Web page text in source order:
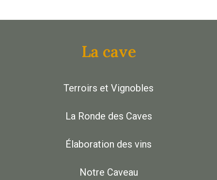
La cave
Terroirs et Vignobles
La Ronde des Caves
Élaboration des vins
Notre Caveau